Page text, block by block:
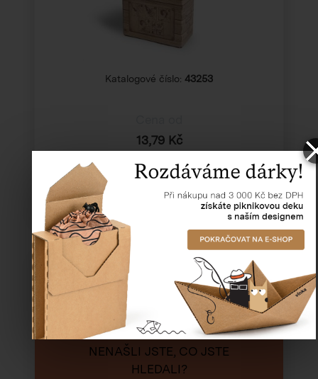
Katalogové číslo: 43253
13,79 Kč
NENAŠLI JSTE, CO JSTE
HLEDALI?